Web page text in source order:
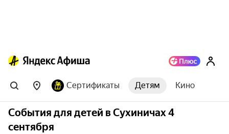
Сертификаты Детям Кино
События для детей в Сухиничах 4
сентября